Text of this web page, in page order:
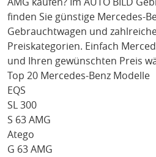
finden Sie günstige Mercedes-
Gebrauchtwagen und
Preiskategorien. Einfach
und Ihren gewünschten Preis
Top 20 Mercedes-Benz Modelle
EQS
SL 300
S 63 AMG
Atego
G 63 AMG